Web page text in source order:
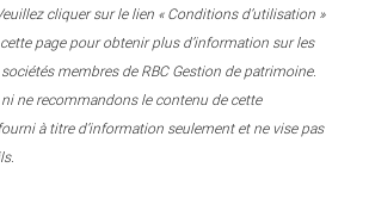
cliquer sur le lien « Conditions d’utilisation »
page pour obtenir plus d’information sur les
membres de RBC Gestion de patrimoine.
ne recommandons le contenu de cette
à titre d’information seulement et ne vise pas